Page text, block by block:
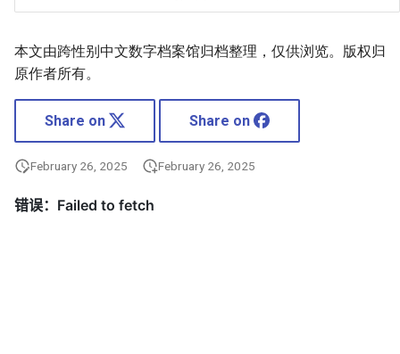
本文由跨性别中文数字档案馆归档整理，仅供浏览。版权归
原作者所有。
Share on Share on
February 26, 2025 February 26, 2025